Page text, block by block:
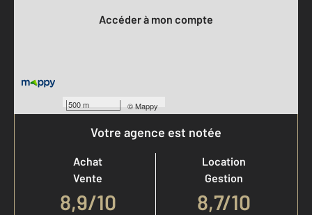
500 m ©Mappy
Accéder à mon compte
Votre agence est notée
Achat
Vente
8,9/10
Location
Gestion
8,7/10